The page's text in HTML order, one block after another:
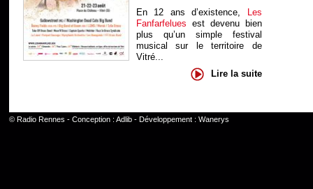
En 12 ans d’existence, Les
Fanfarfelues est devenu bien
plus qu’un simple festival
musical sur le territoire de
Vitré...
Lire la suite
© Radio Rennes - Conception : Adlib- Développement : Wanerys